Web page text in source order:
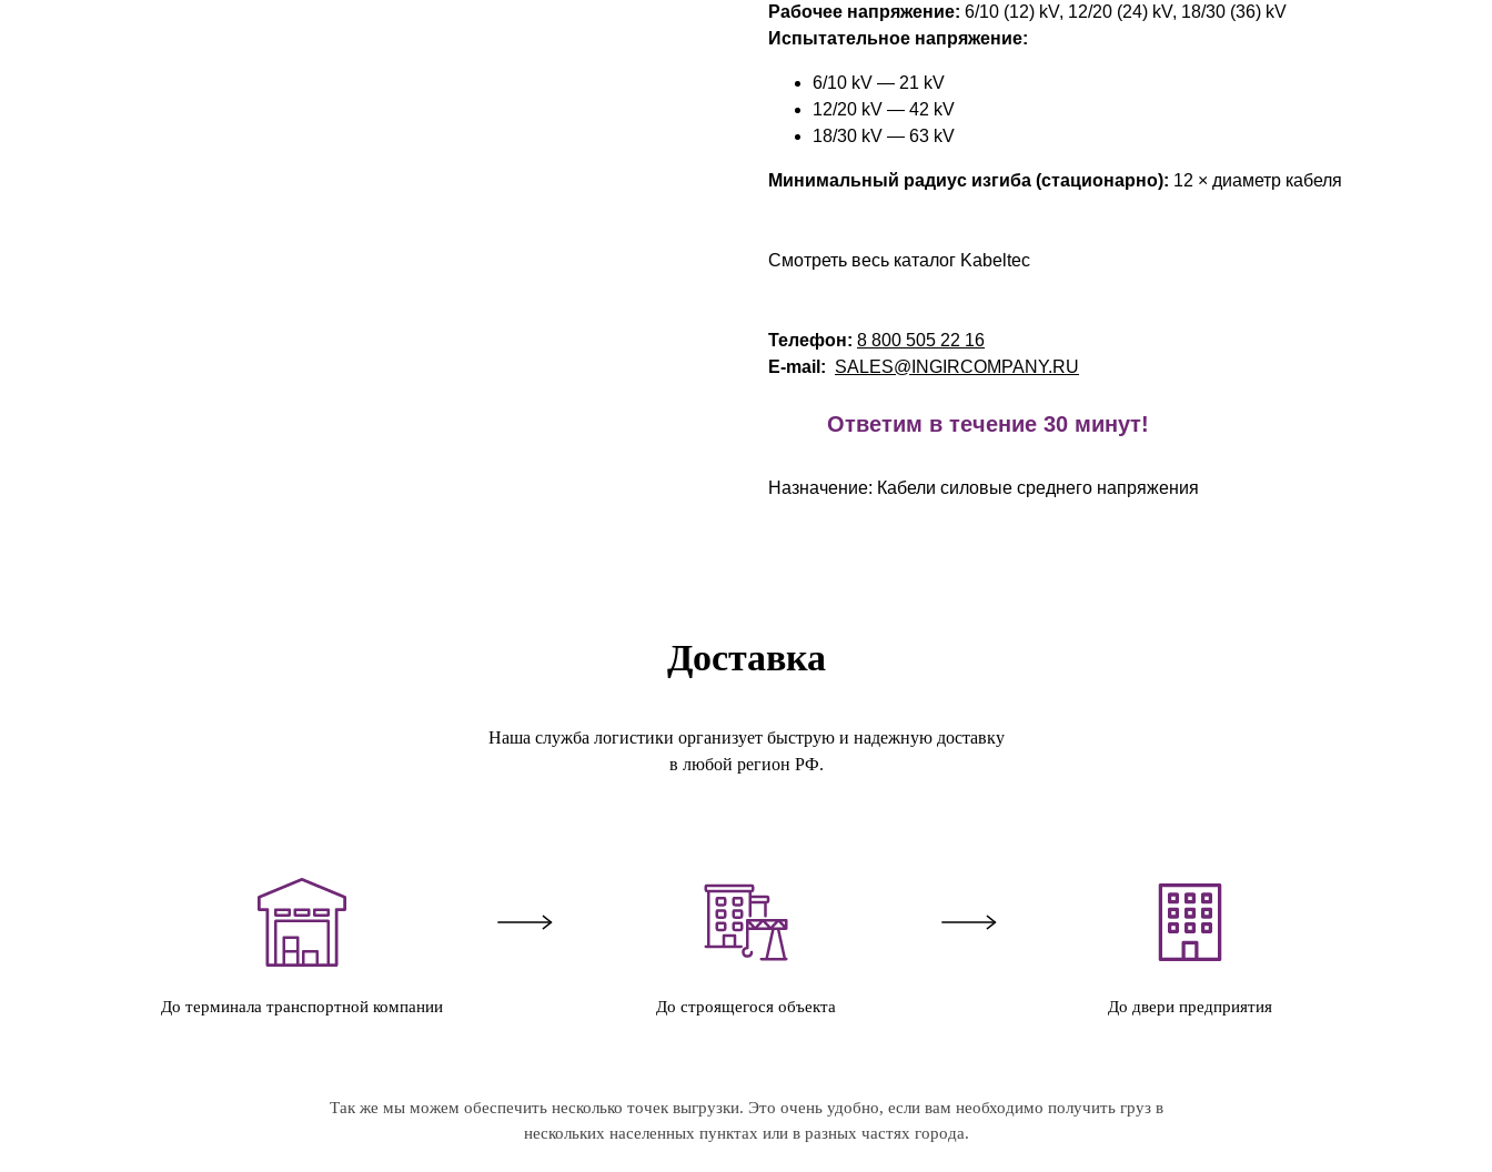
Рабочее напряжение: 6/10 (12) kV, 12/20 (24) kV, 18/30 (36) kV
Испытательное напряжение:
6/10 kV — 21 kV
12/20 kV — 42 kV
18/30 kV — 63 kV
Минимальный радиус изгиба (стационарно): 12 × диаметр кабеля
Смотреть весь каталог Kabeltec
Телефон: 8 800 505 22 16
E-mail: SALES@INGIRCOMPANY.RU
Ответим в течение 30 минут!
Назначение: Кабели силовые среднего напряжения
Доставка
Наша служба логистики организует быструю и надежную доставку
в любой регион РФ.
До терминала транспортной компании До строящегося объекта До двери предприятия
Так же мы можем обеспечить несколько точек выгрузки. Это очень удобно, если вам необходимо получить груз в
нескольких населенных пунктах или в разных частях города.